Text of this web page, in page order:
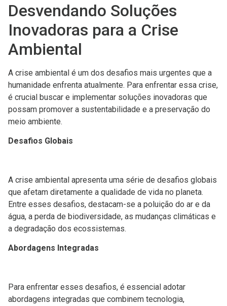
Desvendando Soluções
Inovadoras para a Crise
Ambiental
A crise ambiental é um dos desafios mais urgentes que a
humanidade enfrenta atualmente. Para enfrentar essa crise,
é crucial buscar e implementar soluções inovadoras que
possam promover a sustentabilidade e a preservação do
meio ambiente.
Desafios Globais
A crise ambiental apresenta uma série de desafios globais
que afetam diretamente a qualidade de vida no planeta.
Entre esses desafios, destacam-se a poluição do ar e da
água, a perda de biodiversidade, as mudanças climáticas e
a degradação dos ecossistemas.
Abordagens Integradas
Para enfrentar esses desafios, é essencial adotar
abordagens integradas que combinem tecnologia,